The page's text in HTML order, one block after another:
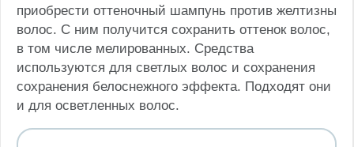
приобрести оттеночный шампунь против желтизны
волос. С ним получится сохранить оттенок волос,
в том числе мелированных. Средства
используются для светлых волос и сохранения
сохранения белоснежного эффекта. Подходят они
и для осветленных волос.